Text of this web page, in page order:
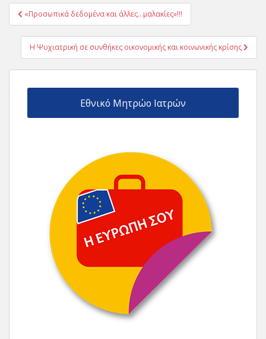
Πλοήγηση
άρθρων
«Προσωπικά δεδομένα και άλλες…μαλακίες»!!!
Η Ψυχιατρική σε συνθήκες οικονομικής και κοινωνικής κρίσης
Εθνικό Μητρώο Ιατρών